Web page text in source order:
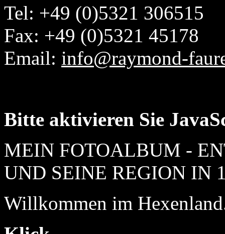
Tel: +49 (0)5321 306515
Fax: +49 (0)5321 45178
Email: info@raymond-
Bitte aktivieren Sie
MEIN FOTOALBUM -
UND SEINE REGION IN
Willkommen im